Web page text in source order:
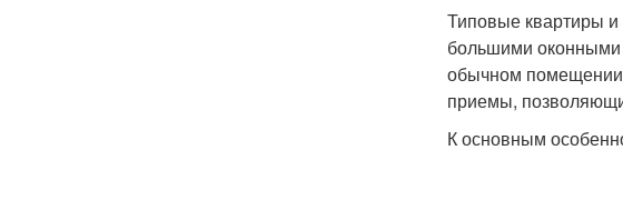
Типовые квартиры и
большими оконными
обычном
приемы,
К основным